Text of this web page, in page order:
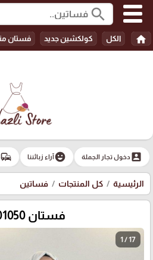
search
home الكل كولكشين جديد فستان
account_boxدخول تجار الجملة emoji_emotionsآراء زبائننا commute
الرئيسية كل المنتجات فساتين
فستان MY-01050
1 / 17